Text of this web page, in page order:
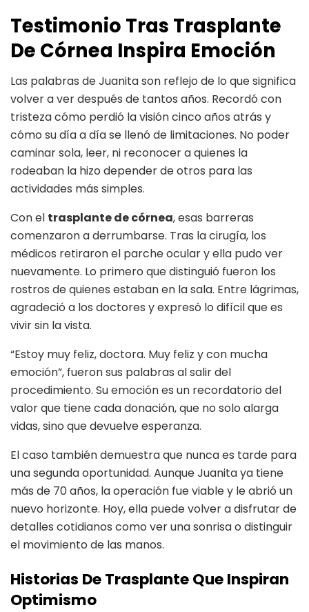
Testimonio Tras Trasplante
De Córnea Inspira Emoción
Las palabras de Juanita son reflejo de lo que significa
volver a ver después de tantos años. Recordó con
tristeza cómo perdió la visión cinco años atrás y
cómo su día a día se llenó de limitaciones. No poder
caminar sola, leer, ni reconocer a quienes la
rodeaban la hizo depender de otros para las
actividades más simples.
Con el trasplante de córnea, esas barreras
comenzaron a derrumbarse. Tras la cirugía, los
médicos retiraron el parche ocular y ella pudo ver
nuevamente. Lo primero que distinguió fueron los
rostros de quienes estaban en la sala. Entre lágrimas,
agradeció a los doctores y expresó lo difícil que es
vivir sin la vista.
“Estoy muy feliz, doctora. Muy feliz y con mucha
emoción”, fueron sus palabras al salir del
procedimiento. Su emoción es un recordatorio del
valor que tiene cada donación, que no solo alarga
vidas, sino que devuelve esperanza.
El caso también demuestra que nunca es tarde para
una segunda oportunidad. Aunque Juanita ya tiene
más de 70 años, la operación fue viable y le abrió un
nuevo horizonte. Hoy, ella puede volver a disfrutar de
detalles cotidianos como ver una sonrisa o distinguir
el movimiento de las manos.
Historias De Trasplante Que Inspiran
Optimismo